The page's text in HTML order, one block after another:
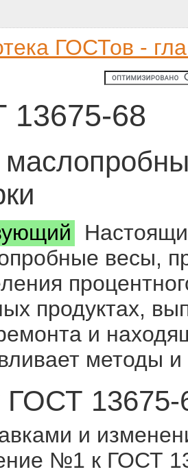
ГОСТов -
13675-68
весы,
продуктах,
и
методы
ГОСТ 13675-
и
№1 к ГОСТ